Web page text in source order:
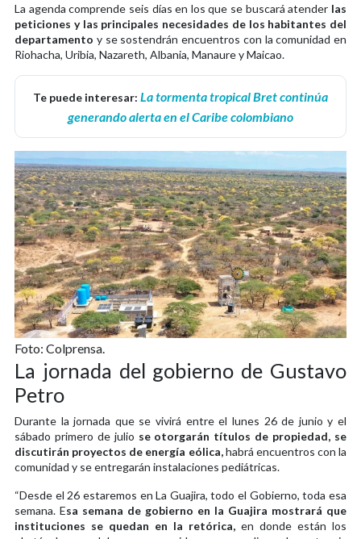
La agenda comprende seis días en los que se buscará atender las
peticiones y las principales necesidades de los habitantes del
departamento y se sostendrán encuentros con la comunidad en
Riohacha, Uribia, Nazareth, Albania, Manaure y Maicao.
Te puede interesar: La tormenta tropical Bret continúa
generando alerta en el Caribe colombiano
Foto: Colprensa.
La jornada del gobierno de Gustavo
Petro
Durante la jornada que se vivirá entre el lunes 26 de junio y el
sábado primero de julio se otorgarán títulos de propiedad, se
discutirán proyectos de energía eólica,habrá encuentros con la
comunidad y se entregarán instalaciones pediátricas.
“Desde el 26 estaremos en La Guajira, todo el Gobierno, toda esa
semana. Esa semana de gobierno en la Guajira mostrará que
instituciones se quedan en la retórica, en donde están los